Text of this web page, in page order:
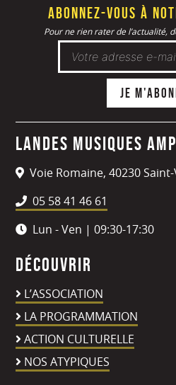
Abonnez-vous à
Pour ne rien rater de l’actualité,
Landes Musiques
Voie Romaine, 40230
05 58 41 46 61
Lun - Ven | 09:30-17:30
Découvrir
L’ASSOCIATION
LA PROGRAMMATION
ACTION CULTURELLE
NOS ATYPIQUES